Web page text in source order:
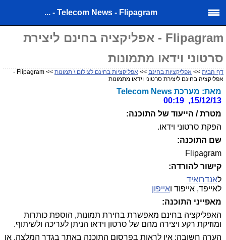
Telecom News - Flipagram - ...
Flipagram - אפליקציה בחינם ליצירת
סרטוני וידאו מתמונות
דף הבית >> אפליקציות בחינם >> אפליקציות בחינם לצילום \ תמונות
>> Flipagram -
אפליקציה בחינם ליצירת סרטוני וידאו מתמונות
מאת: מערכת Telecom News
15/12/13, 00:19
מטרת / הייעוד של התוכנה:
הפקת סרטוני וידאו.
שם התוכנה:
Flipagram
קישור להורדה:
לאנדרואיד
לאייפד, אייפוד ואייפון
מאפייני התוכנה:
האפליקציה בחינם מאפשרת בחירת תמונות, הוספת כותרות
ומוזיקת רקע ויצירה מהם של סרטון וידאו הניתן לעריכה ולשיתוף.
הערה חשובה: אין לראות בפרסום התוכנה באתר בגדר המלצה, או